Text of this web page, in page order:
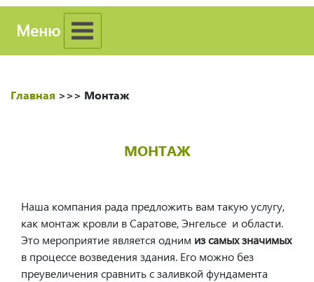
Меню
Главная >>> Монтаж
МОНТАЖ
Наша компания рада предложить вам такую услугу,
как монтаж кровли в Саратове, Энгельсе и области.
Это мероприятие является одним из самых значимых
в процессе возведения здания. Его можно без
преувеличения сравнить с заливкой фундамента